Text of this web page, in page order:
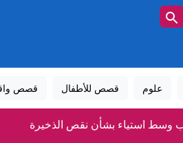
علوم قصص للأطفال قصص
وسط استياء بشأن نقص الذخيرة